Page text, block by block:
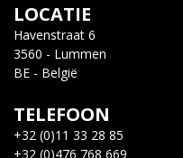
LOCATIE
Havenstraat 6
3560 - Lummen
BE - België
TELEFOON
+32 (0)11 33 28 85
+32 (0)476 768 669